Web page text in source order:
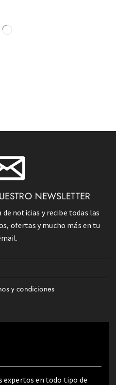
NEWSLETTER
noticias y recibe todas las
ofertas y mucho más en tu
y condiciones
expertos en todo tipo de